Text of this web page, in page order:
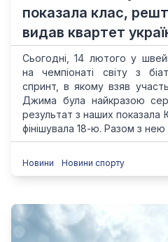
показала клас,
видав квартет
Сьогодні, 14 лютого у
на чемпіонаті світу з
спринт, в якому взяв
Джима була найкразою
результат з наших
фінішувала 18-ю. Разом з нею
Новини Новини спорту